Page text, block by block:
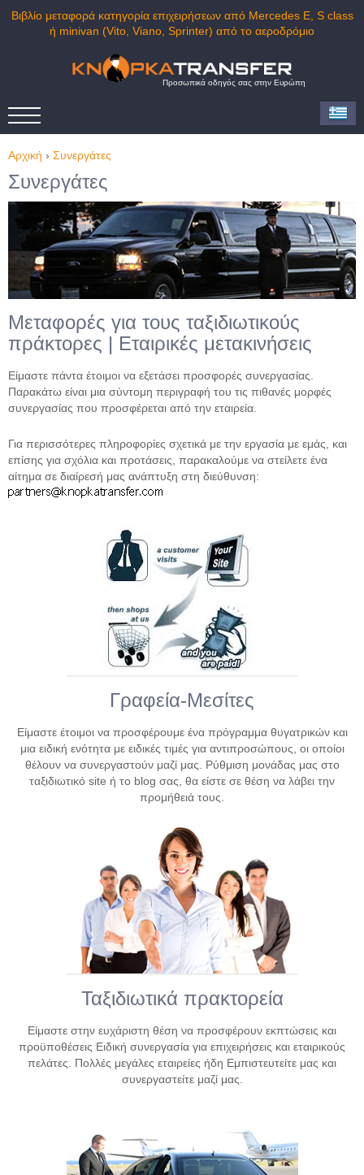
Βιβλίο μεταφορά κατηγορία επιχειρήσεων από Mercedes E, S class
ή minivan (Vito, Viano, Sprinter) από το αεροδρόμιο
Προσωπικά οδηγός σας στην Ευρώπη
Αρχική › Συνεργάτες
Συνεργάτες
Μεταφορές για τους ταξιδιωτικούς
πράκτορες | Εταιρικές μετακινήσεις
Είμαστε πάντα έτοιμοι να εξετάσει προσφορές συνεργασίας.
Παρακάτω είναι μια σύντομη περιγραφή του τις πιθανές μορφές
συνεργασίας που προσφέρεται από την εταιρεία.
Για περισσότερες πληροφορίες σχετικά με την εργασία με εμάς, και
επίσης για σχόλια και προτάσεις, παρακαλούμε να στείλετε ένα
αίτημα σε διαίρεσή μας ανάπτυξη στη διεύθυνση:
Γραφεία-Μεσίτες
Είμαστε έτοιμοι να προσφέρουμε ένα πρόγραμμα θυγατρικών και
μια ειδική ενότητα με ειδικές τιμές για αντιπροσώπους, οι οποίοι
θέλουν να συνεργαστούν μαζί μας. Ρύθμιση μονάδας μας στο
ταξιδιωτικό site ή το blog σας, θα είστε σε θέση να λάβει την
προμήθειά τους.
Ταξιδιωτικά πρακτορεία
Είμαστε στην ευχάριστη θέση να προσφέρουν εκπτώσεις και
προϋποθέσεις Ειδική συνεργασία για επιχειρήσεις και εταιρικούς
πελάτες. Πολλές μεγάλες εταιρείες ήδη Εμπιστευτείτε μας και
συνεργαστείτε μαζί μας.